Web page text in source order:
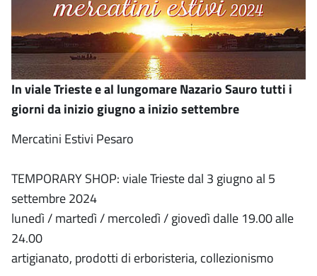
In viale Trieste e al lungomare Nazario Sauro tutti i
giorni da inizio giugno a inizio settembre
Mercatini Estivi Pesaro
TEMPORARY SHOP: viale Trieste dal 3 giugno al 5
settembre 2024
lunedì / martedì / mercoledì / giovedì dalle 19.00 alle
24.00
artigianato, prodotti di erboristeria, collezionismo